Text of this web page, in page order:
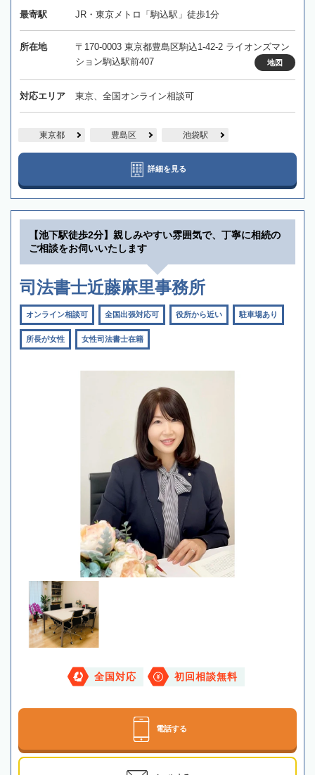
最寄駅 JR・東京メトロ「駒込駅」徒歩1分
所在地
〒170-0003 東京都豊島区駒込1-42-2 ライオンズマン
ション駒込駅前407
地図
対応エリア 東京、全国オンライン相談可
東京都 豊島区 池袋駅
詳細を見る
【池下駅徒歩2分】親しみやすい雰囲気で、丁寧に相続の
ご相談をお伺いいたします
司法書士近藤麻里事務所
オンライン相談可 全国出張対応可 役所から近い 駐車場あり
所長が女性 女性司法書士在籍
全国対応 初回相談無料
電話する